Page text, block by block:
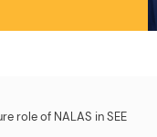
role of NALAS in SEE